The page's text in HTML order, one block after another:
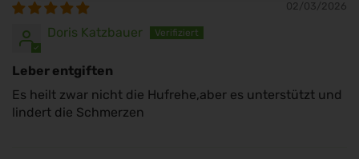
02/03/2026
Doris Katzbauer
Leber entgiften
Es heilt zwar nicht die Hufrehe,aber es unterstützt und
lindert die Schmerzen